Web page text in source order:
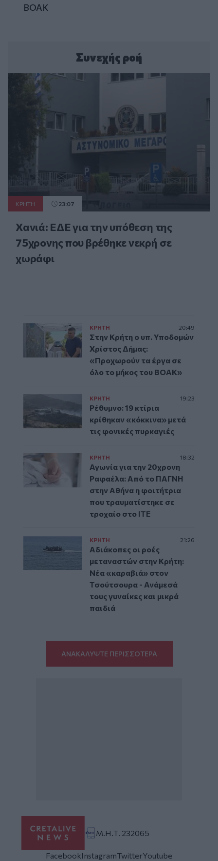
ΒΟΑΚ
Συνεχής ροή
ΚΡΗΤΗ 23:07
Χανιά: ΕΔΕ για την υπόθεση της
75χρονης που βρέθηκε νεκρή σε
χωράφι
ΚΡΗΤΗ 20:49
Στην Κρήτη ο υπ. Υποδομών
Χρίστος Δήμας:
«Προχωρούν τα έργα σε
όλο το μήκος του ΒΟΑΚ»
ΚΡΗΤΗ 19:23
Ρέθυμνο: 19 κτίρια
κρίθηκαν «κόκκινα» μετά
τις φονικές πυρκαγιές
ΚΡΗΤΗ 18:32
Αγωνία για την 20χρονη
Ραφαέλα: Από το ΠΑΓΝΗ
στην Αθήνα η φοιτήτρια
που τραυματίστηκε σε
τροχαίο στο ΙΤΕ
ΚΡΗΤΗ 21:26
Αδιάκοπες οι ροές
μεταναστών στην Κρήτη:
Νέα «καραβιά» στον
Τσούτσουρα - Ανάμεσά
τους γυναίκες και μικρά
παιδιά
ΑΝΑΚΑΛΥΨΤΕ ΠΕΡΙΣΣΟΤΕΡΑ
Μ.Η.Τ. 232065
FacebookInstagramTwitterYoutube